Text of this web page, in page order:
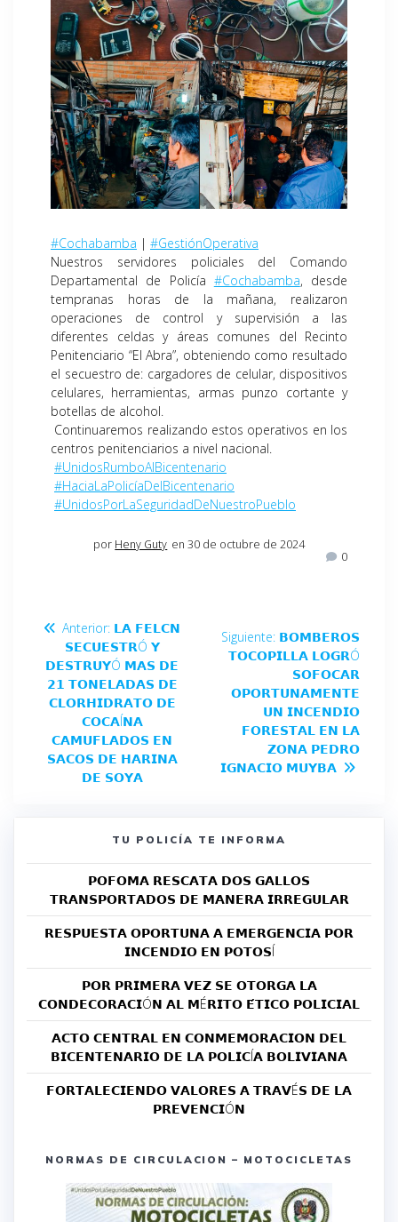
#Cochabamba | #GestiónOperativa
Nuestros servidores policiales del Comando
Departamental de Policía #Cochabamba, desde
tempranas horas de la mañana, realizaron
operaciones de control y supervisión a las
diferentes celdas y áreas comunes del Recinto
Penitenciario “El Abra”, obteniendo como resultado
el secuestro de: cargadores de celular, dispositivos
celulares, herramientas, armas punzo cortante y
botellas de alcohol.
Continuaremos realizando estos operativos en los
centros penitenciarios a nivel nacional.
#UnidosRumboAlBicentenario
#HaciaLaPolicíaDelBicentenario
#UnidosPorLaSeguridadDeNuestroPueblo
por Heny Guty en 30 de octubre de 2024
0
Anterior: 𝗟𝗔 𝗙𝗘𝗟𝗖𝗡
𝗦𝗘𝗖𝗨𝗘𝗦𝗧𝗥Ó 𝗬
𝗗𝗘𝗦𝗧𝗥𝗨𝗬Ó 𝗠𝗔𝗦 𝗗𝗘
𝟮𝟭 𝗧𝗢𝗡𝗘𝗟𝗔𝗗𝗔𝗦 𝗗𝗘
𝗖𝗟𝗢𝗥𝗛𝗜𝗗𝗥𝗔𝗧𝗢 𝗗𝗘
𝗖𝗢𝗖𝗔Í𝗡𝗔
𝗖𝗔𝗠𝗨𝗙𝗟𝗔𝗗𝗢𝗦 𝗘𝗡
𝗦𝗔𝗖𝗢𝗦 𝗗𝗘 𝗛𝗔𝗥𝗜𝗡𝗔
𝗗𝗘 𝗦𝗢𝗬𝗔
Siguiente: 𝗕𝗢𝗠𝗕𝗘𝗥𝗢𝗦
𝗧𝗢𝗖𝗢𝗣𝗜𝗟𝗟𝗔 𝗟𝗢𝗚𝗥Ó
𝗦𝗢𝗙𝗢𝗖𝗔𝗥
𝗢𝗣𝗢𝗥𝗧𝗨𝗡𝗔𝗠𝗘𝗡𝗧𝗘
𝗨𝗡 𝗜𝗡𝗖𝗘𝗡𝗗𝗜𝗢
𝗙𝗢𝗥𝗘𝗦𝗧𝗔𝗟 𝗘𝗡 𝗟𝗔
𝗭𝗢𝗡𝗔 𝗣𝗘𝗗𝗥𝗢
𝗜𝗚𝗡𝗔𝗖𝗜𝗢 𝗠𝗨𝗬𝗕𝗔
TU POLICÍA TE INFORMA
𝗣𝗢𝗙𝗢𝗠𝗔 𝗥𝗘𝗦𝗖𝗔𝗧𝗔 𝗗𝗢𝗦 𝗚𝗔𝗟𝗟𝗢𝗦
𝗧𝗥𝗔𝗡𝗦𝗣𝗢𝗥𝗧𝗔𝗗𝗢𝗦 𝗗𝗘 𝗠𝗔𝗡𝗘𝗥𝗔 𝗜𝗥𝗥𝗘𝗚𝗨𝗟𝗔𝗥
𝗥𝗘𝗦𝗣𝗨𝗘𝗦𝗧𝗔 𝗢𝗣𝗢𝗥𝗧𝗨𝗡𝗔 𝗔 𝗘𝗠𝗘𝗥𝗚𝗘𝗡𝗖𝗜𝗔 𝗣𝗢𝗥
𝗜𝗡𝗖𝗘𝗡𝗗𝗜𝗢 𝗘𝗡 𝗣𝗢𝗧𝗢𝗦Í
𝗣𝗢𝗥 𝗣𝗥𝗜𝗠𝗘𝗥𝗔 𝗩𝗘𝗭 𝗦𝗘 𝗢𝗧𝗢𝗥𝗚𝗔 𝗟𝗔
𝗖𝗢𝗡𝗗𝗘𝗖𝗢𝗥𝗔𝗖𝗜Ó𝗡 𝗔𝗟 𝗠É𝗥𝗜𝗧𝗢 𝗘́𝗧𝗜𝗖𝗢 𝗣𝗢𝗟𝗜𝗖𝗜𝗔𝗟
𝗔𝗖𝗧𝗢 𝗖𝗘𝗡𝗧𝗥𝗔𝗟 𝗘𝗡 𝗖𝗢𝗡𝗠𝗘𝗠𝗢𝗥𝗔𝗖𝗜𝗢𝗡 𝗗𝗘𝗟
𝗕𝗜𝗖𝗘𝗡𝗧𝗘𝗡𝗔𝗥𝗜𝗢 𝗗𝗘 𝗟𝗔 𝗣𝗢𝗟𝗜𝗖Í𝗔 𝗕𝗢𝗟𝗜𝗩𝗜𝗔𝗡𝗔
𝗙𝗢𝗥𝗧𝗔𝗟𝗘𝗖𝗜𝗘𝗡𝗗𝗢 𝗩𝗔𝗟𝗢𝗥𝗘𝗦 𝗔 𝗧𝗥𝗔𝗩É𝗦 𝗗𝗘 𝗟𝗔
𝗣𝗥𝗘𝗩𝗘𝗡𝗖𝗜Ó𝗡
NORMAS DE CIRCULACION – MOTOCICLETAS